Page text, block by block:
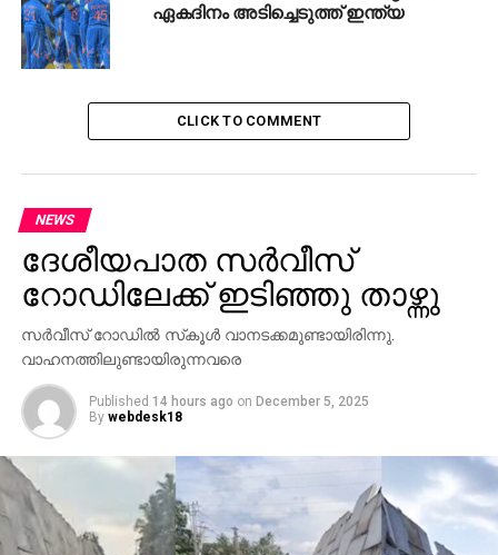
മടക്കിയതോടെ ബംഗ്ലാദേശ് തൊട്ടടുത്തെത്തി.
ആസന്നമായ തോല്‍വി മുന്നില്‍ക്കണ്ട് പാറ്റ് കമ്മിന്‍സ്
ആഞ്ഞടിച്ചെങ്കിലും ഹേസല്‍വുഡിനെ തെയ്ജുല്‍
വിക്കറ്റിനു മുന്നില്‍ കുടുക്കിയതോടെ ബംഗ്ലാദേശ്
ചരിത്ര നേട്ടത്തിന്റെ ആഘോഷം തുടങ്ങി.
TEST
നളിനി നെറ്റോ ചീഫ് സെക്രട്ടറി
സ്ഥാനമൊഴിഞ്ഞു; കെ.എം എബ്രഹാമിന്
DON'T MISS
‘മമ്മുട്ടി ഇടപെടുകയാണെങ്കില്‍ ദിലീപിന്റെ അറസ്റ്റ്
നടക്കില്ലായിരുന്നു, കാവ്യയെ അറസ്റ്റ്
ചെയ്യണം’; ലിബര്‍ട്ടി ബഷീര്‍
ഏകദിനം അടിച്ചെടുത്ത് ഇന്ത്യ
CLICK TO COMMENT
NEWS
ദേശീയപാത സര്‍വീസ്
റോഡിലേക്ക് ഇടിഞ്ഞു താഴ്ന്നു
സര്‍വീസ് റോഡില്‍ സ്‌കൂള്‍ വാനടക്കമുണ്ടായിരിന്നു.
വാഹനത്തിലുണ്ടായിരുന്നവരെ
Published 14 hours ago on December 5, 2025
By webdesk18